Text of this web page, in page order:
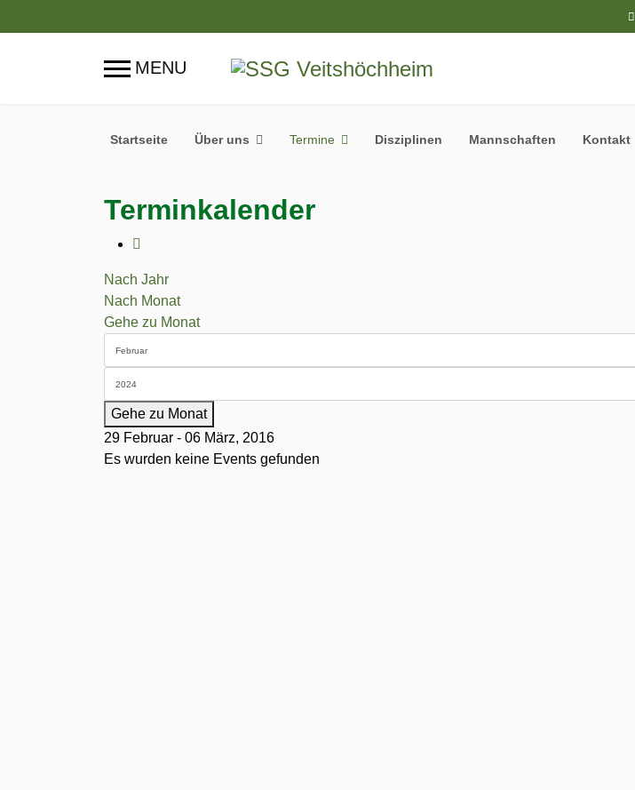
Startseite Über uns Termine Disziplinen Mannschaften Kontakt
Terminkalender
Nach Jahr
Nach Monat
Gehe zu Monat
Gehe zu Monat
29 Februar - 06 März, 2016
Es wurden keine Events gefunden